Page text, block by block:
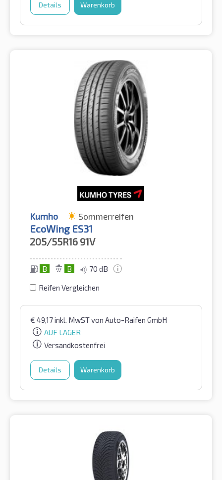
Details Warenkorb
Kumho Sommerreifen
EcoWing ES31
205/55R16 91V
B B 70 dB
Reifen Vergleichen
€ 49,17inkl. MwSTvon Auto-Raifen GmbH
AUF LAGER
Versandkostenfrei
Details Warenkorb